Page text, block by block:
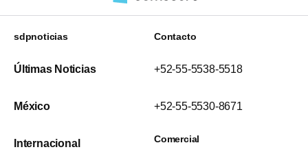
sdpnoticias
Últimas Noticias
México
Internacional
Contacto
+52-55-5538-5518
+52-55-5530-8671
Comercial